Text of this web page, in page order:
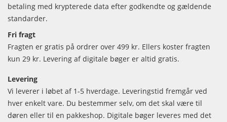
betaling med krypterede data efter godkendte og gældende
standarder.
Fri fragt
Fragten er gratis på ordrer over 499 kr. Ellers koster fragten
kun 29 kr. Levering af digitale bøger er altid gratis.
Levering
Vi leverer i løbet af 1-5 hverdage. Leveringstid fremgår ved
hver enkelt vare. Du bestemmer selv, om det skal være til
døren eller til en pakkeshop. Digitale bøger leveres med det